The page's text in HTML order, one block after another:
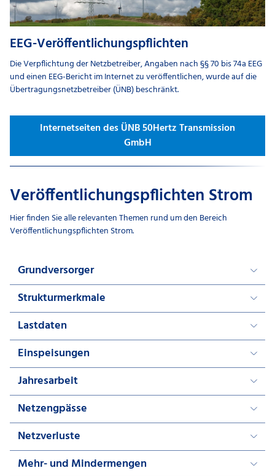
EEG-Veröffentlichungspflichten
Die Verpflichtung der Netzbetreiber, Angaben nach §§ 70 bis 74a EEG
und einen EEG-Bericht im Internet zu veröffentlichen, wurde auf die
Übertragungsnetzbetreiber (ÜNB) beschränkt.
Internetseiten des ÜNB 50Hertz Transmission
GmbH
Veröffentlichungspflichten Strom
Hier finden Sie alle relevanten Themen rund um den Bereich
Veröffentlichungspflichten Strom.
Grundversorger
Strukturmerkmale
Lastdaten
Einspeisungen
Jahresarbeit
Netzengpässe
Netzverluste
Mehr- und Mindermengen